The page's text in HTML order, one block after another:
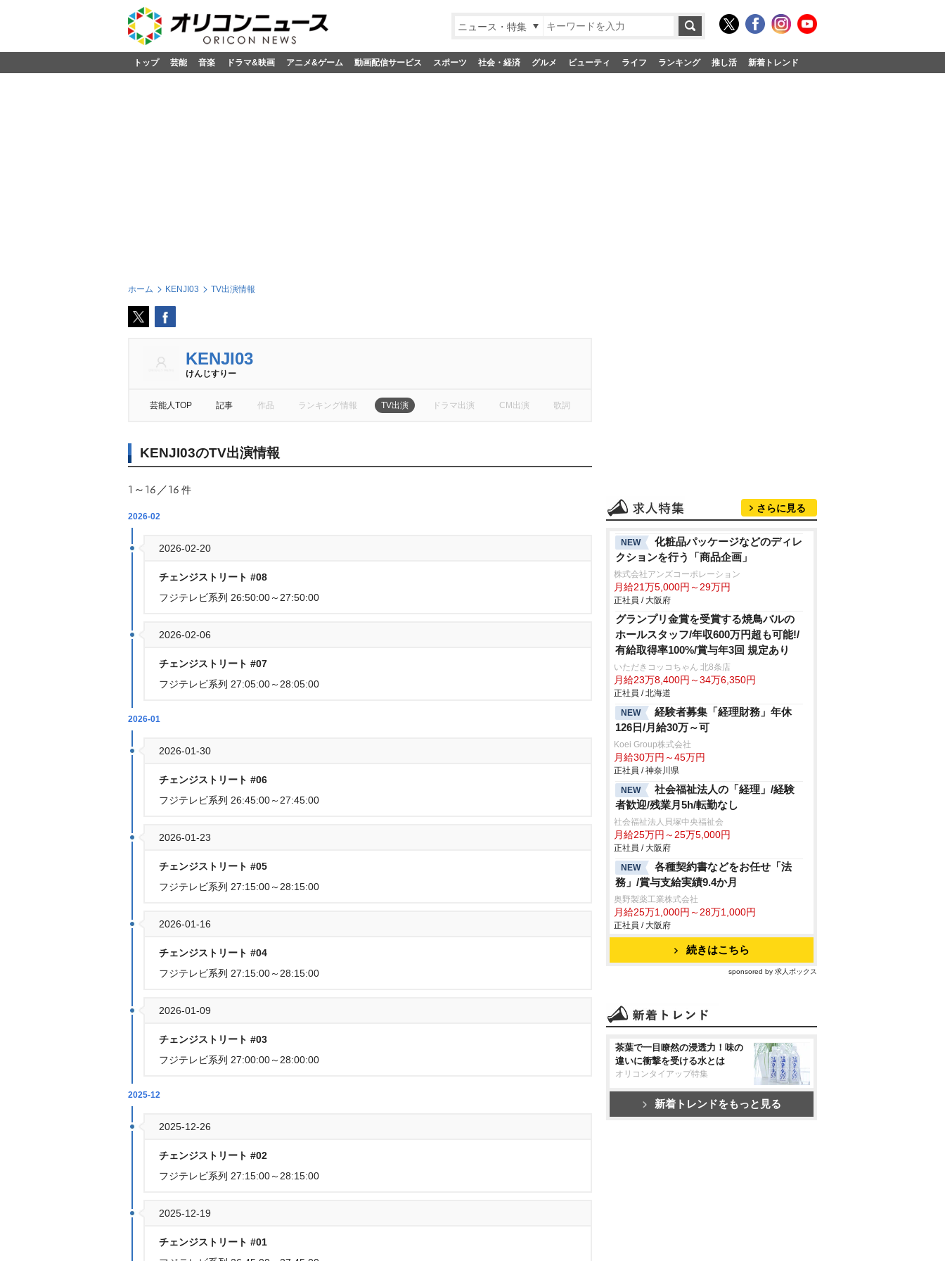
ニュース・特集
トップ 芸能 音楽 ドラマ&映画 アニメ&ゲーム 動画配信サービス スポーツ 社会・経済 グルメ ビューティ ライフ ランキング 推し活 新着トレンド
ホーム KENJI03 TV出演情報
KENJI03
けんじすりー
芸能人TOP 記事 作品 ランキング情報 TV出演 ドラマ出演 CM出演 歌詞
KENJI03のTV出演情報
1～16／16 件
2026-02
2026-02-20
チェンジストリート #08
フジテレビ系列 26:50:00～27:50:00
2026-02-06
チェンジストリート #07
フジテレビ系列 27:05:00～28:05:00
2026-01
2026-01-30
チェンジストリート #06
フジテレビ系列 26:45:00～27:45:00
2026-01-23
チェンジストリート #05
フジテレビ系列 27:15:00～28:15:00
2026-01-16
チェンジストリート #04
フジテレビ系列 27:15:00～28:15:00
2026-01-09
チェンジストリート #03
フジテレビ系列 27:00:00～28:00:00
2025-12
2025-12-26
チェンジストリート #02
フジテレビ系列 27:15:00～28:15:00
2025-12-19
チェンジストリート #01
さらに見る
NEW
化粧品パッケージなどのディレ
クションを行う「商品企画」
株式会社アンズコーポレーション
月給21万5,000円～29万円
正社員 / 大阪府
グランプリ金賞を受賞する焼鳥バルの
ホールスタッフ/年収600万円超も可能!/
有給取得率100%/賞与年3回 規定あり
いただきコッコちゃん 北8条店
月給23万8,400円～34万6,350円
正社員 / 北海道
NEW
経験者募集「経理財務」年休
126日/月給30万～可
Koei Group株式会社
月給30万円～45万円
正社員 / 神奈川県
NEW
社会福祉法人の「経理」/経験
者歓迎/残業月5h/転勤なし
社会福祉法人貝塚中央福祉会
月給25万円～25万5,000円
正社員 / 大阪府
NEW
各種契約書などをお任せ「法
務」/賞与支給実績9.4か月
奥野製薬工業株式会社
月給25万1,000円～28万1,000円
正社員 / 大阪府
続きはこちら
sponsored by 求人ボックス
茶葉で一目瞭然の浸透力！味の
違いに衝撃を受ける水とは
オリコンタイアップ特集
新着トレンドをもっと見る